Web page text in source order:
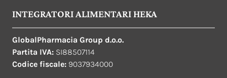
INTEGRATORI ALIMENTARI HEKA
GlobalPharmacia Group d.o.o.
Partita IVA: SI88507114
Codice fiscale: 9037934000